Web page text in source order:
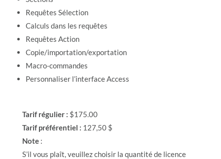
Requêtes Sélection
Calculs dans les requêtes
Requêtes Action
Copie/importation/exportation
Macro-commandes
Personnaliser l’interface Access
Tarif régulier : $175.00
Tarif préférentiel : 127,50 $
Note :
S’il vous plaît, veuillez choisir la quantité de licence